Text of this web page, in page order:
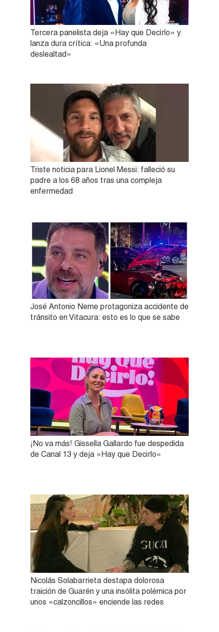
Tercera panelista deja «Hay que Decirlo» y
lanza dura crítica: «Una profunda
deslealtad»
Triste noticia para Lionel Messi: falleció su
padre a los 68 años tras una compleja
enfermedad
José Antonio Neme protagoniza accidente de
tránsito en Vitacura: esto es lo que se sabe
¡No va más! Gissella Gallardo fue despedida
de Canal 13 y deja «Hay que Decirlo»
Nicolás Solabarrieta destapa dolorosa
traición de Guarén y una insólita polémica por
unos «calzoncillos» enciende las redes